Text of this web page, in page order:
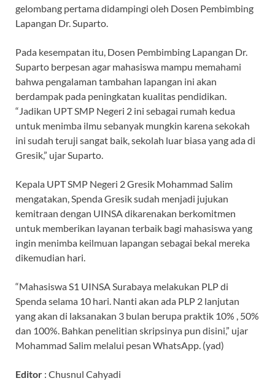
gelombang pertama didampingi oleh Dosen Pembimbing
Lapangan Dr. Suparto.
Pada kesempatan itu, Dosen Pembimbing Lapangan Dr.
Suparto berpesan agar mahasiswa mampu memahami
bahwa pengalaman tambahan lapangan ini akan
berdampak pada peningkatan kualitas pendidikan.
“Jadikan UPT SMP Negeri 2 ini sebagai rumah kedua
untuk menimba ilmu sebanyak mungkin karena sekokah
ini sudah teruji sangat baik, sekolah luar biasa yang ada di
Gresik,” ujar Suparto.
Kepala UPT SMP Negeri 2 Gresik Mohammad Salim
mengatakan, Spenda Gresik sudah menjadi jujukan
kemitraan dengan UINSA dikarenakan berkomitmen
untuk memberikan layanan terbaik bagi mahasiswa yang
ingin menimba keilmuan lapangan sebagai bekal mereka
dikemudian hari.
“Mahasiswa S1 UINSA Surabaya melakukan PLP di
Spenda selama 10 hari. Nanti akan ada PLP 2 lanjutan
yang akan di laksanakan 3 bulan berupa praktik 10% , 50%
dan 100%. Bahkan penelitian skripsinya pun disini,” ujar
Mohammad Salim melalui pesan WhatsApp. (yad)
Editor : Chusnul Cahyadi